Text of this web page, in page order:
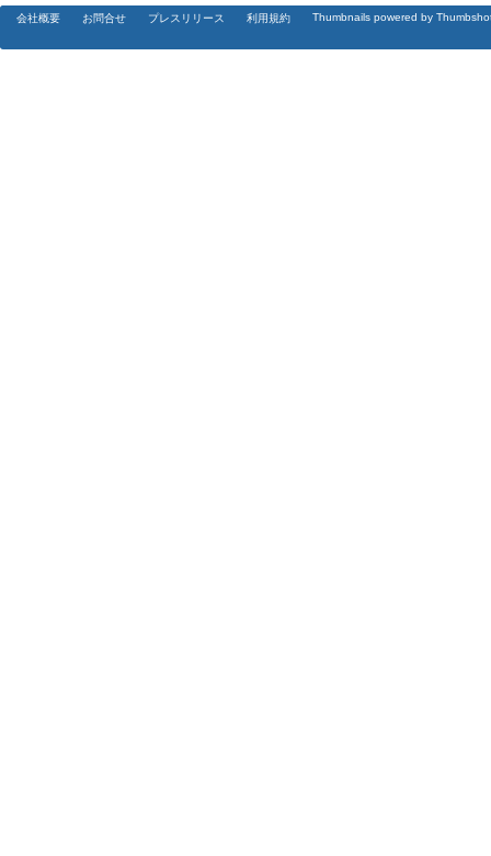
会社概要 お問合せ プレスリリース 利用規約 Thumbnails powered by